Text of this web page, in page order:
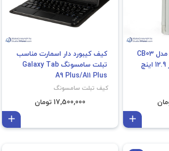
کیف تبلت ایکس او مدل CB03
کیف کیبورد دار اسمارت مناسب
تبلت سامسونگ Galaxy Tab
A9 Plus/A11 Plus
کیف تبلت سامسونگ
17,500,000 تومان